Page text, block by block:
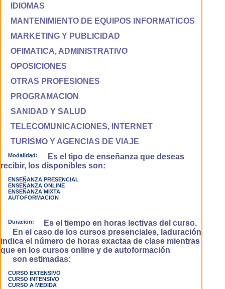
IDIOMAS
MANTENIMIENTO DE EQUIPOS INFORMATICOS
MARKETING Y PUBLICIDAD
OFIMATICA, ADMINISTRATIVO
OPOSICIONES
OTRAS PROFESIONES
PROGRAMACION
SANIDAD Y SALUD
TELECOMUNICACIONES, INTERNET
TURISMO Y AGENCIAS DE VIAJE
Modalidad:
Es el tipo de enseñanza que deseas
recibir, los disponibles son:
ENSEÑANZA PRESENCIAL
ENSEÑANZA ONLINE
ENSEÑANZA MIXTA
AUTOFORMACION
Duracion:
Es el tiempo en horas lectivas del curso.
En el caso de los cursos presenciales, laduración
indica el número de horas exactaa de clase mientras
que en los cursos online y de autoformación
son estimadas:
CURSO EXTENSIVO
CURSO INTENSIVO
CURSO A MEDIDA